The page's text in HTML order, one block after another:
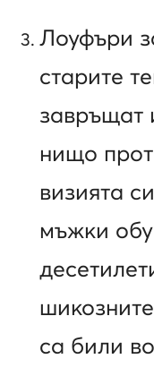
Лоуфъри
старите
завръщат
нищо
визията
мъжки
са били